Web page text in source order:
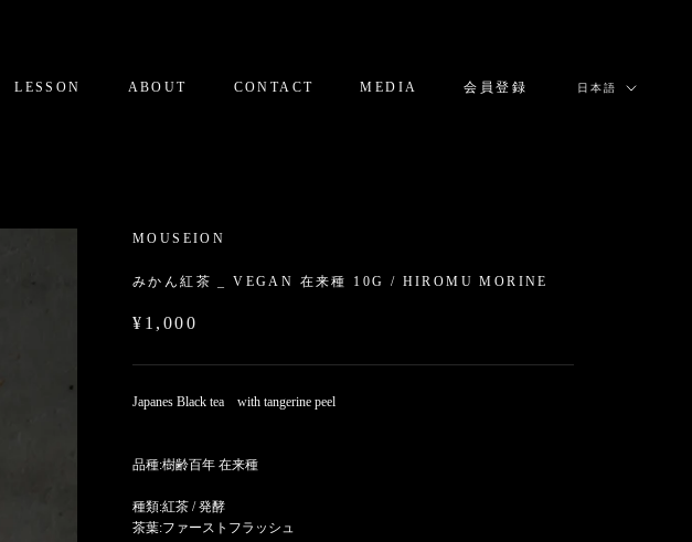
LESSON ABOUT CONTACT MEDIA 会員登録
言
日本語
MOUSEION
みかん紅茶 _ VEGAN 在来種 10G / HIROMU MORINE
¥1,000
Japanes Black tea with tangerine peel
品種:樹齢百年 在来種
種類:紅茶 / 発酵
茶葉:ファーストフラッシュ